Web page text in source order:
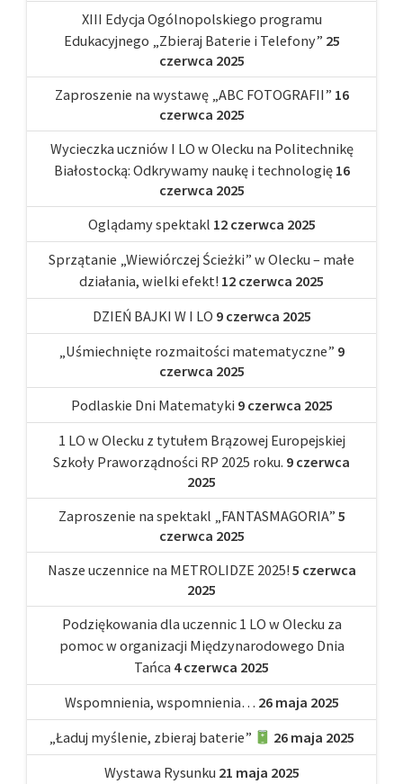
XIII Edycja Ogólnopolskiego programu
Edukacyjnego „Zbieraj Baterie i Telefony” 25
czerwca 2025
Zaproszenie na wystawę „ABC FOTOGRAFII” 16
czerwca 2025
Wycieczka uczniów I LO w Olecku na Politechnikę
Białostocką: Odkrywamy naukę i technologię 16
czerwca 2025
Oglądamy spektakl 12 czerwca 2025
Sprzątanie „Wiewiórczej Ścieżki” w Olecku – małe
działania, wielki efekt! 12 czerwca 2025
DZIEŃ BAJKI W I LO 9 czerwca 2025
„Uśmiechnięte rozmaitości matematyczne” 9
czerwca 2025
Podlaskie Dni Matematyki 9 czerwca 2025
1 LO w Olecku z tytułem Brązowej Europejskiej
Szkoły Praworządności RP 2025 roku. 9 czerwca
2025
Zaproszenie na spektakl „FANTASMAGORIA” 5
czerwca 2025
Nasze uczennice na METROLIDZE 2025! 5 czerwca
2025
Podziękowania dla uczennic 1 LO w Olecku za
pomoc w organizacji Międzynarodowego Dnia
Tańca 4 czerwca 2025
Wspomnienia, wspomnienia… 26 maja 2025
„Ładuj myślenie, zbieraj baterie”
26 maja 2025
Wystawa Rysunku 21 maja 2025